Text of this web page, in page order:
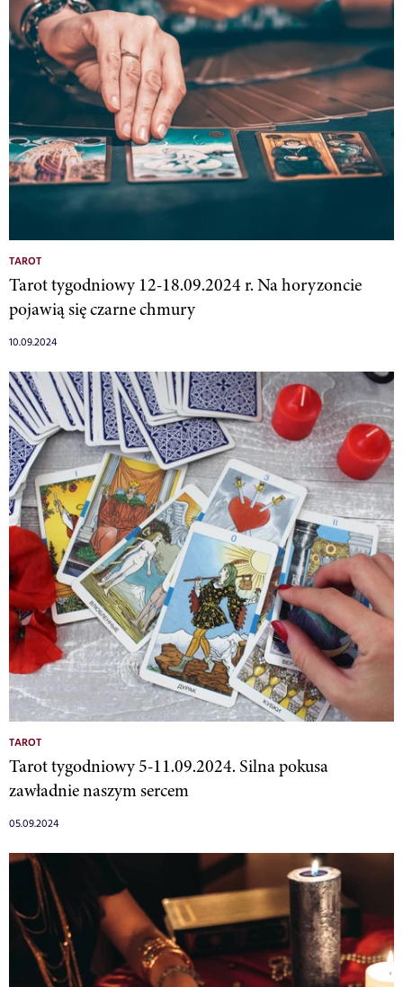
TAROT
Tarot tygodniowy 12-18.09.2024 r. Na horyzoncie
pojawią się czarne chmury
10.09.2024
TAROT
Tarot tygodniowy 5-11.09.2024. Silna pokusa
zawładnie naszym sercem
05.09.2024